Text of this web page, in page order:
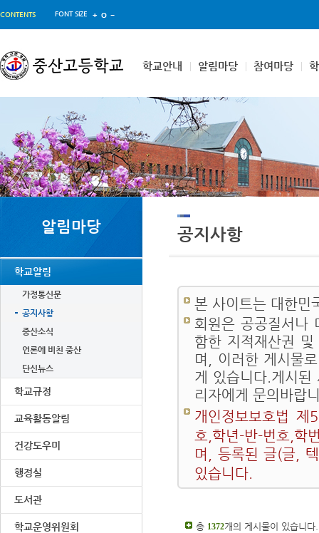
CONTENTS FONT SIZE
학교안내 알림마당 참여마당
알림마당
학교알림
가정통신문
공지사항
중산소식
언론에 비친 중산
단신뉴스
학교규정
교육활동알림
건강도우미
행정실
도서관
학교운영위원회
공지사항
본 사이트는 대한민
회원은 공공질서나
함한 지적재산권
며, 이러한 게시물
게 있습니다.게시된
리자에게 문의바랍
개인정보보호법 제
호,학년-반-번호,학
며, 등록된 글(글,
있습니다.
총 1372개의 게시물이 있습니다.